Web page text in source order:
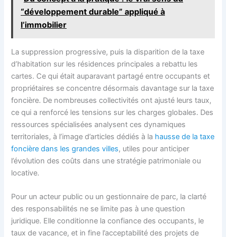
“développement durable” appliqué à
l’immobilier
La suppression progressive, puis la disparition de la taxe
d’habitation sur les résidences principales a rebattu les
cartes. Ce qui était auparavant partagé entre occupants et
propriétaires se concentre désormais davantage sur la taxe
foncière. De nombreuses collectivités ont ajusté leurs taux,
ce qui a renforcé les tensions sur les charges globales. Des
ressources spécialisées analysent ces dynamiques
territoriales, à l’image d’articles dédiés à la hausse de la taxe
foncière dans les grandes villes, utiles pour anticiper
l’évolution des coûts dans une stratégie patrimoniale ou
locative.
Pour un acteur public ou un gestionnaire de parc, la clarté
des responsabilités ne se limite pas à une question
juridique. Elle conditionne la confiance des occupants, le
taux de vacance, et in fine l’acceptabilité des projets de